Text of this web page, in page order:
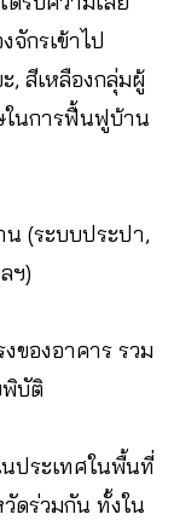
จักรเข้าไป
, สีเหลืองกลุ่มผู้
ในการฟื้นฟูบ้าน
(ระบบประปา,
ฯ)
ของอาคาร รวม
บัติ
ประเทศในพื้นที่
ดร่วมกัน ทั้งใน